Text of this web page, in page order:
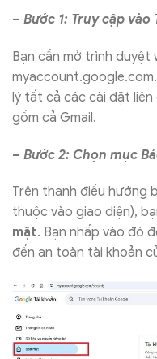
– Bước 1: Truy cập
Bạn cần mở trình duyệt
lý tất cả các cài đặt
gồm cả Gmail.
– Bước 2: Chọn mục
Trên thanh điều hướng
thuộc vào giao diện),
mật. Bạn nhấp vào đó
đến an toàn tài khoản